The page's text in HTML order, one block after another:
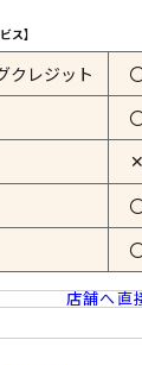
ス】
クレジット
✕
店舗へ直